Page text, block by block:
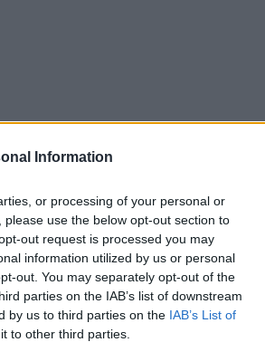
Information
or processing of your personal or
use the below opt-out section to
out request is processed you may
information utilized by us or personal
out. You may separately opt-out of the
parties on the IAB’s list of downstream
by us to third parties on the IAB’s List of
to other third parties.